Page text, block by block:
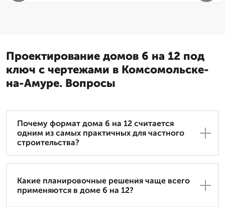
Проектирование домов 6 на 12 под
ключ с чертежами в Комсомольске-
на-Амуре. Вопросы
Почему формат дома 6 на 12 считается
одним из самых практичных для частного
строительства?
Какие планировочные решения чаще всего
применяются в доме 6 на 12?